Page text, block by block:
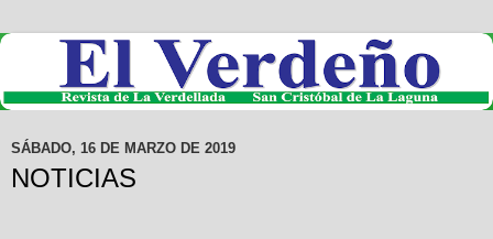
SÁBADO, 16 DE MARZO DE 2019
NOTICIAS